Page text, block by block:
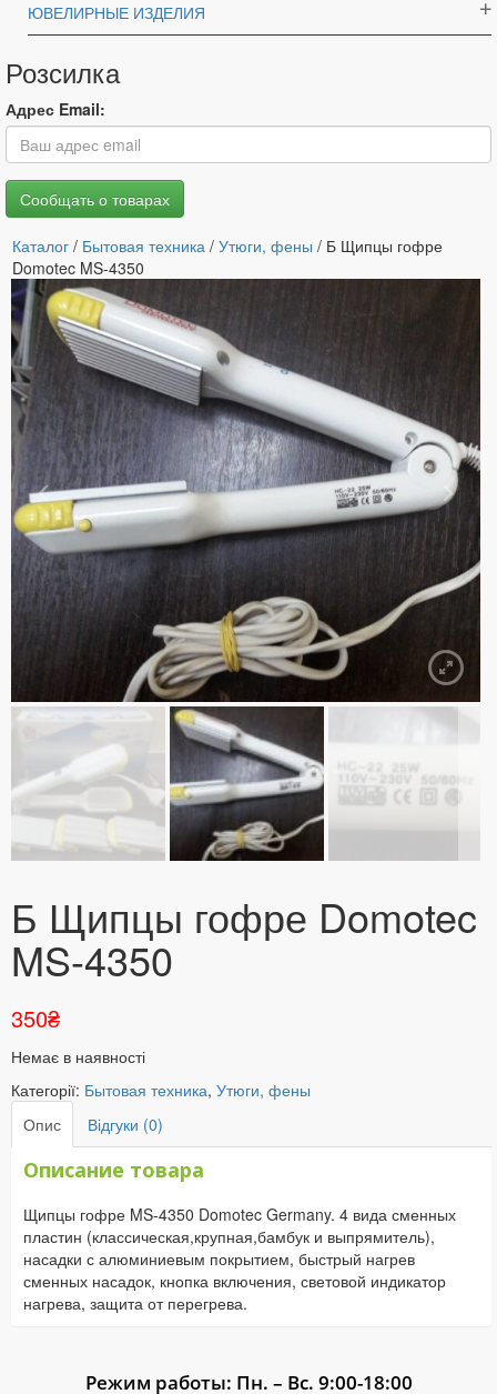
ЮВЕЛИРНЫЕ ИЗДЕЛИЯ
Розсилка
Адрес Email:
Каталог / Бытовая техника / Утюги, фены / Б Щипцы гофре
Domotec MS-4350
Б Щипцы гофре Domotec
MS-4350
350₴
Немає в наявності
Категорії: Бытовая техника, Утюги, фены
Опис
Відгуки (0)
Описание товара
Щипцы гофре MS-4350 Domotec Germany. 4 вида сменных
пластин (классическая,крупная,бамбук и выпрямитель),
насадки с алюминиевым покрытием, быстрый нагрев
сменных насадок, кнопка включения, световой индикатор
нагрева, защита от перегрева.
Режим работы: Пн. – Вс. 9:00-18:00